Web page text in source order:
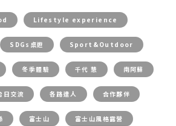
Lifestyle experience
SDGs桌遊 Sport&Outdoor
冬季體驗 千代 慧 南阿蘇
日交流 各路達人 合作夥伴
富士山 富士山風格露營